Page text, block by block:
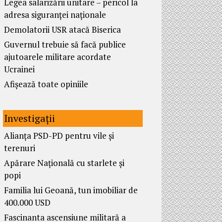
Legea salarizării unitare – pericol la
adresa siguranței naționale
Demolatorii USR atacă Biserica
Guvernul trebuie să facă publice
ajutoarele militare acordate
Ucrainei
Afișează toate opiniile
Investigații
Alianța PSD-PD pentru vile și
terenuri
Apărare Națională cu starlete și
popi
Familia lui Geoană, tun imobiliar de
400.000 USD
Fascinanta ascensiune militară a